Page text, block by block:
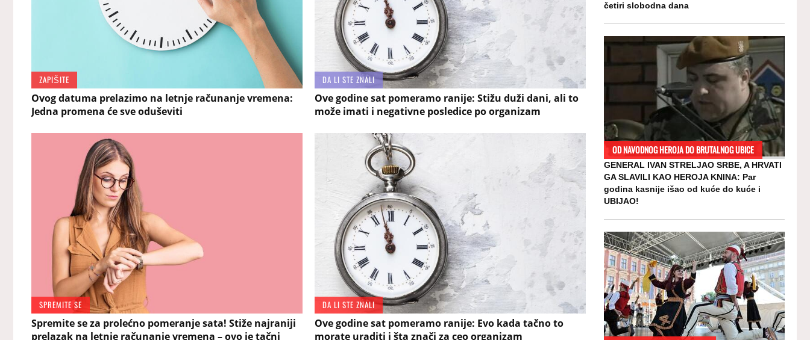
ZAPIŠITE
Ovog datuma prelazimo na letnje računanje vremena:
Jedna promena će sve oduševiti
DA LI STE ZNALI
Ove godine sat pomeramo ranije: Stižu duži dani, ali to
može imati i negativne posledice po organizam
SPREMITE SE
Spremite se za prolećno pomeranje sata! Stiže najraniji
prelazak na letnje računanje vremena – ovo je tačni
DA LI STE ZNALI
Ove godine sat pomeramo ranije: Evo kada tačno to
morate uraditi i šta znači za ceo organizam
četiri slobodna dana
OD NAVODNOG HEROJA DO BRUTALNOG UBICE
GENERAL IVAN STRELJAO SRBE, A HRVATI
GA SLAVILI KAO HEROJA KNINA: Par
godina kasnije išao od kuće do kuće i
UBIJAO!